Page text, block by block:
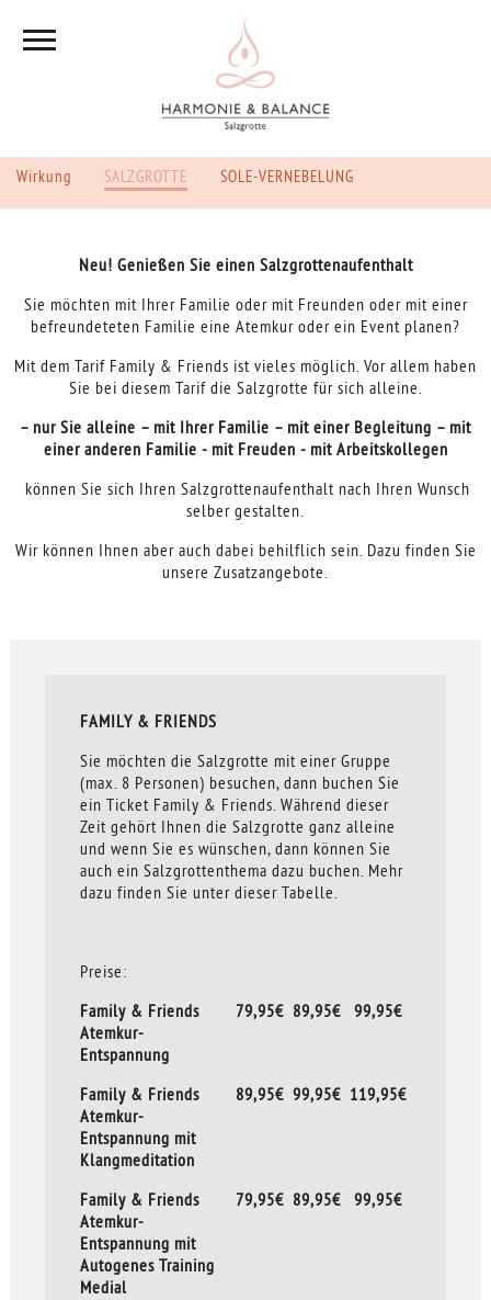
Wirkung SALZGROTTE SOLE-VERNEBELUNG
Neu! Genießen Sie einen Salzgrottenaufenthalt
Sie möchten mit Ihrer Familie oder mit Freunden oder mit einer
befreundeteten Familie eine Atemkur oder ein Event planen?
Mit dem Tarif Family & Friends ist vieles möglich. Vor allem haben
Sie bei diesem Tarif die Salzgrotte für sich alleine.
– nur Sie alleine – mit Ihrer Familie ­– mit einer Begleitung – mit
einer anderen Familie - mit Freuden - mit Arbeitskollegen
können Sie sich Ihren Salzgrottenaufenthalt nach Ihren Wunsch
selber gestalten.
Wir können Ihnen aber auch dabei behilflich sein. Dazu finden Sie
unsere Zusatzangebote.
FAMILY & FRIENDS
Sie möchten die Salzgrotte mit einer Gruppe
(max. 8 Personen) besuchen, dann buchen Sie
ein Ticket Family & Friends. Während dieser
Zeit gehört Ihnen die Salzgrotte ganz alleine
und wenn Sie es wünschen, dann können Sie
auch ein Salzgrottenthema dazu buchen. Mehr
dazu finden Sie unter dieser Tabelle.
Preise:
Family & Friends
Atemkur-
Entspannung
79,95€ 89,95€ 99,95€
Family & Friends
Atemkur-
Entspannung mit
Klangmeditation
89,95€ 99,95€ 119,95€
Family & Friends
Atemkur-
Entspannung mit
Autogenes Training
Medial
79,95€ 89,95€ 99,95€